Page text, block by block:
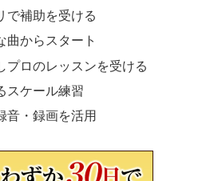
で補助を受ける
曲からスタート
プロのレッスンを受ける
スケール練習
音・録画を活用